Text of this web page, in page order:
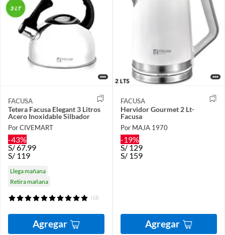
FACUSA
Tetera Facusa Elegant 3 Litros
Acero Inoxidable Silbador
Por CIVEMART
-43%
S/67.99
S/ 119
Llega mañana
Retira mañana
(12)
Agregar
FACUSA
Hervidor Gourmet 2 Lt-
Facusa
Por MAJA 1970
-19%
S/129
S/ 159
Agregar